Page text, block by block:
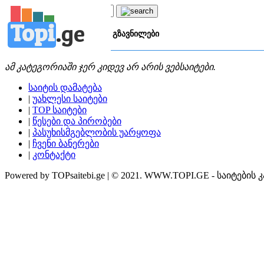
Topi.ge
კატეგორია: ფ ფულადი გზავნილები
ამ კატეგორიაში ჯერ კიდევ არ არის ვებსაიტები.
საიტის დამატება
| უახლესი საიტები
| TOP საიტები
| წესები და პირობები
| პასუხისმგებლობის უარყოფა
| ჩვენი ბანერები
| კონტაქტი
Powered by TOPsaitebi.ge | © 2021. WWW.TOPI.GE -